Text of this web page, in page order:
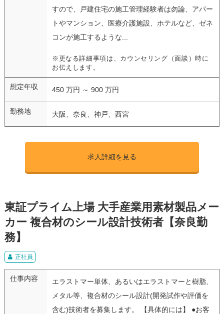
すので、戸建住宅の施工管理経験者は勿論、アパー
トやマンション、医療介護施設、ホテルなど、ゼネ
コンが施工するような...
※更なる詳細事項は、カウンセリング（面談）時に
お伝えします。
想定年収 450 万円 ～ 900 万円
勤務地 大阪、奈良、神戸、西宮
求人詳細を見る
東証プライム上場 大手産業用素材製品メー
カー 複合材のシール設計技術者【奈良勤
務】
正社員
仕事内容
エラストマー単体、あるいはエラストマーと樹脂、
メタル等、複合材のシール設計(開発試作や評価を
含む)技術者を募集します。 【具体的には】 ●お客